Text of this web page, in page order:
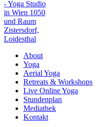
About
Yoga
Aerial Yoga
Retreats & Workshops
Live Online Yoga
Stundenplan
Mediathek
Kontakt